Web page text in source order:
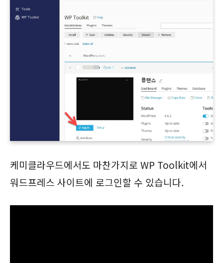
케미클라우드에서도 마찬가지로 WP Toolkit에서
워드프레스 사이트에 로그인할 수 있습니다.